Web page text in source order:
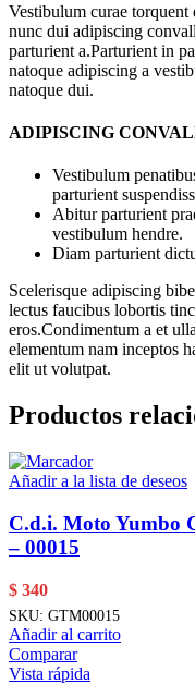
Vestibulum curae
nunc dui adipiscing
parturient a.Parturient in
natoque adipiscing a
natoque dui.
ADIPISCING
Vestibulum
parturient
Abitur parturient
vestibulum hendre.
Diam parturient
Scelerisque adipiscing
lectus faucibus lobortis
eros.Condimentum a et
elementum nam inceptos
elit ut volutpat.
Productos
Añadir a la lista de deseos
C.d.i. Moto Yumbo
– 00015
$ 340
SKU: GTM00015
Añadir al carrito
Comparar
Vista rápida